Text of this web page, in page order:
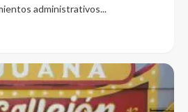
administrativos...